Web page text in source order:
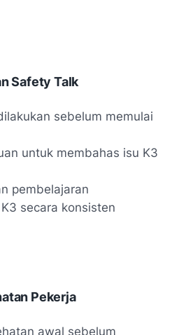
Safety Talk
sebelum memulai
untuk membahas isu K3
pembelajaran
secara konsisten
Pekerja
awal sebelum